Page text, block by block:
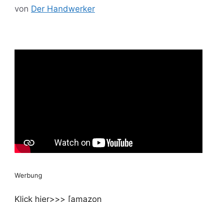
von Der Handwerker
Werbung
Klick hier>>> [amazon